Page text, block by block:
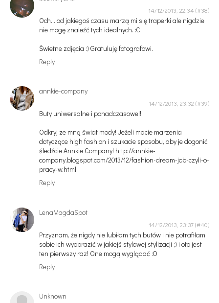
14/12/2013, 22:34
Och... od jakiegoś czasu marzą mi się traperki ale nigdzie
nie mogę znaleźć tych idealnych. :C
Świetne zdjęcia :) Gratuluję fotografowi.
Reply
annkie-company
14/12/2013, 23:32
Buty uniwersalne i ponadczasowe!!
Odkryj ze mną świat mody! Jeżeli macie marzenia
dotyczące high fashion i szukacie sposobu, aby je dogonić
śledźcie Annkie Company! http://annkie-
company.blogspot.com/2013/12/fashion-dream-job-czyli-o-
pracy-w.html
Reply
LenaMagdaSpot
14/12/2013, 23:37
Przyznam, że nigdy nie lubiłam tych butów i nie potrafiłam
sobie ich wyobrazić w jakiejś stylowej stylizacji ;) i oto jest
ten pierwszy raz! One mogą wyglądać :O
Reply
Unknown